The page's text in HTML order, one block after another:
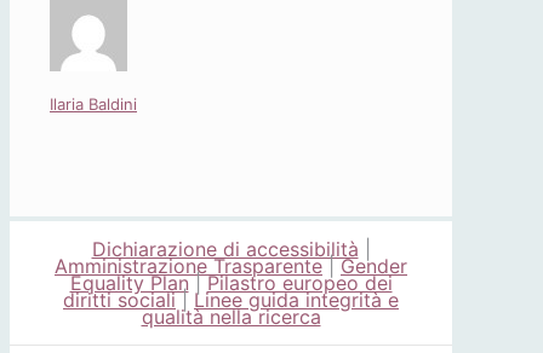
Ilaria Baldini
Dichiarazione di accessibilità
Amministrazione Trasparente|Gender
Equality Plan|Pilastro europeo dei
diritti sociali| Linee guida integrità e
qualità nella ricerca